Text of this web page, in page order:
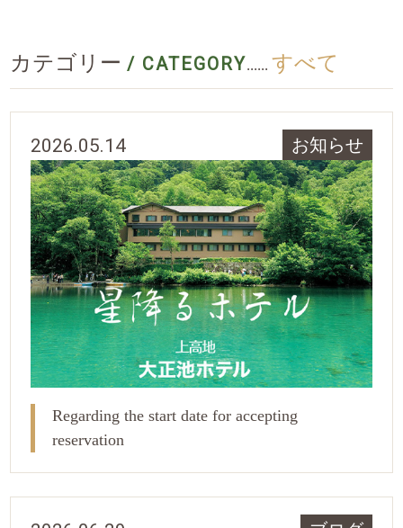
カテゴリー / CATEGORY...... すべて
2026.05.14 お知らせ
Regarding the start date for accepting
reservation